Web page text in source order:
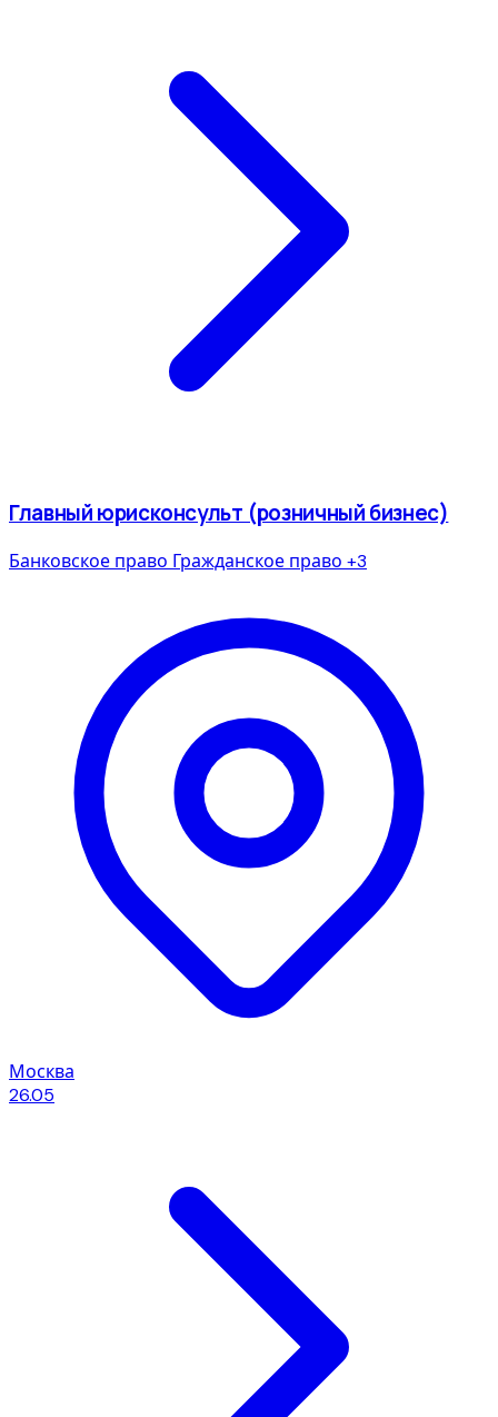
Главный юрисконсульт (розничный бизнес)
Банковское право Гражданское право +3
Москва
26.05